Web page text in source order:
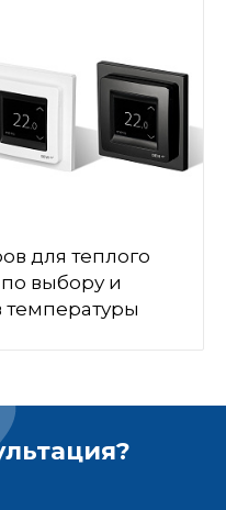
для теплого
выбору и
температуры